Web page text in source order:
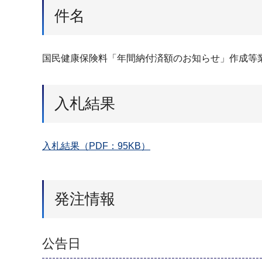
件名
国民健康保険料「年間納付済額のお知らせ」作成等
入札結果
入札結果（PDF：95KB）
発注情報
公告日